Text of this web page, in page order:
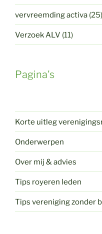
vervreemding activa (25)
Verzoek ALV (11)
Pagina's
Korte uitleg
Onderwerpen
Over mij & advies
Tips royeren leden
Tips vereniging zonder